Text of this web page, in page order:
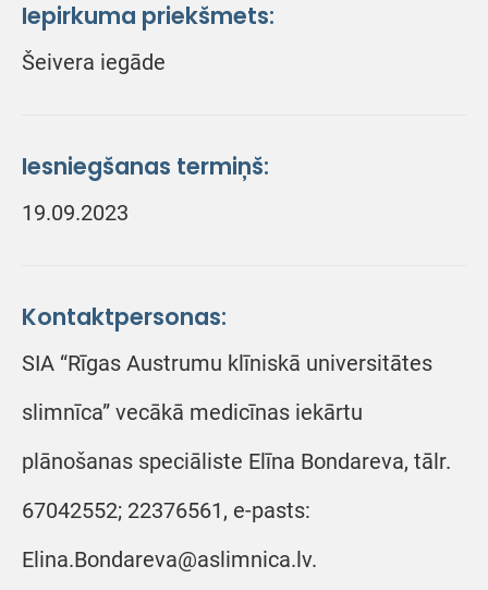
Iepirkuma priekšmets:
Šeivera iegāde
Iesniegšanas termiņš:
19.09.2023
Kontaktpersonas:
SIA “Rīgas Austrumu klīniskā universitātes
slimnīca” vecākā medicīnas iekārtu
plānošanas speciāliste Elīna Bondareva, tālr.
67042552; 22376561, e-pasts:
Elina.Bondareva@aslimnica.lv.